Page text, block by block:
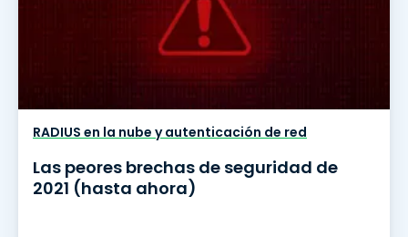
RADIUS en la nube y autenticación de red
Las peores brechas de seguridad de
2021 (hasta ahora)